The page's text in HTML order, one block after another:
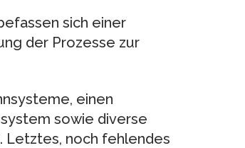
sich einer
der Prozesse zur
einen
sowie diverse
noch fehlendes